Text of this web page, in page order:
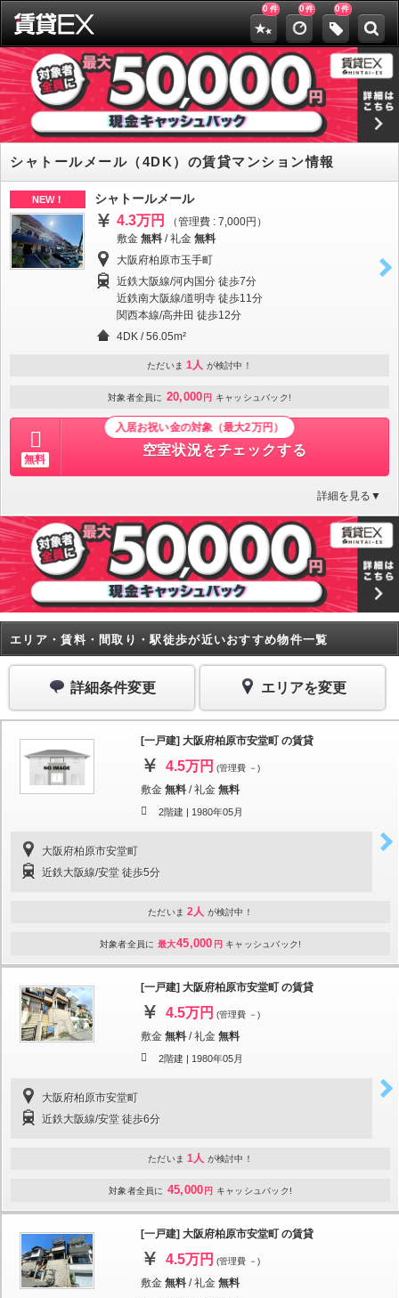
0 件 0件 0件
シャトールメール（4DK）の賃貸マンション情報
NEW！ シャトールメール
4.3万円
（管理費 : 7,000円）
敷金 無料 /礼金 無料
大阪府柏原市玉手町
近鉄大阪線/河内国分 徒歩7分
近鉄南大阪線/道明寺 徒歩11分
関西本線/高井田 徒歩12分
4DK / 56.05m²
ただいま 1人 が検討中！
対象者全員に 20,000 円 キャッシュバック!
無料
入居お祝い金の対象（最大2万円）
空室状況をチェックする
詳細を見る▼
エリア・賃料・間取り・駅徒歩が近いおすすめ物件一覧
詳細条件変更 エリアを変更
[一戸建] 大阪府柏原市安堂町 の賃貸
4.5万円 (管理費 －)
敷金 無料 /礼金 無料
2階建 | 1980年05月
大阪府柏原市安堂町
近鉄大阪線/安堂 徒歩5分
ただいま 2人 が検討中！
対象者全員に 最大45,000 円 キャッシュバック!
[一戸建] 大阪府柏原市安堂町 の賃貸
4.5万円 (管理費 －)
敷金 無料 /礼金 無料
2階建 | 1980年05月
大阪府柏原市安堂町
近鉄大阪線/安堂 徒歩6分
ただいま 1人 が検討中！
対象者全員に 45,000 円 キャッシュバック!
[一戸建] 大阪府柏原市安堂町 の賃貸
4.5万円 (管理費 －)
敷金 無料 /礼金 無料